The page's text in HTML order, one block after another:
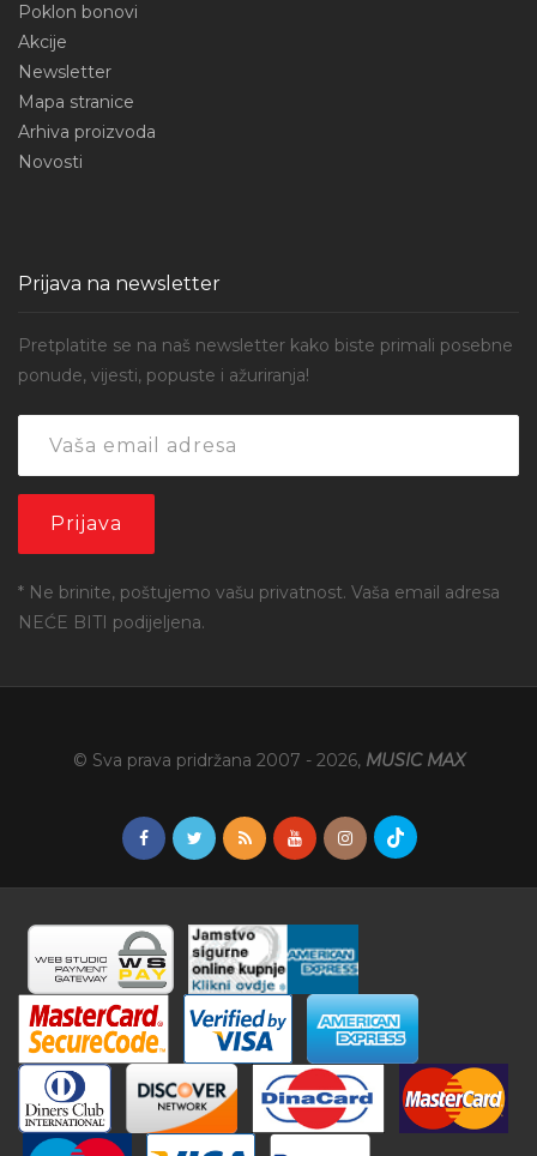
Poklon bonovi
Akcije
Newsletter
Mapa stranice
Arhiva proizvoda
Novosti
Prijava na newsletter
Pretplatite se na naš newsletter kako biste primali posebne
ponude, vijesti, popuste i ažuriranja!
* Ne brinite, poštujemo vašu privatnost. Vaša email adresa
NEĆE BITI podijeljena.
© Sva prava pridržana 2007 - 2026, MUSIC MAX